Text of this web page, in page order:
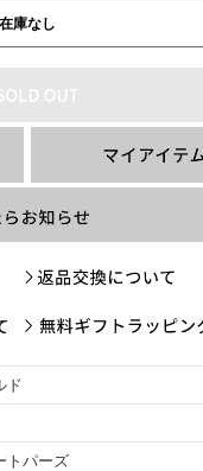
在庫なし
ド
トパーズ